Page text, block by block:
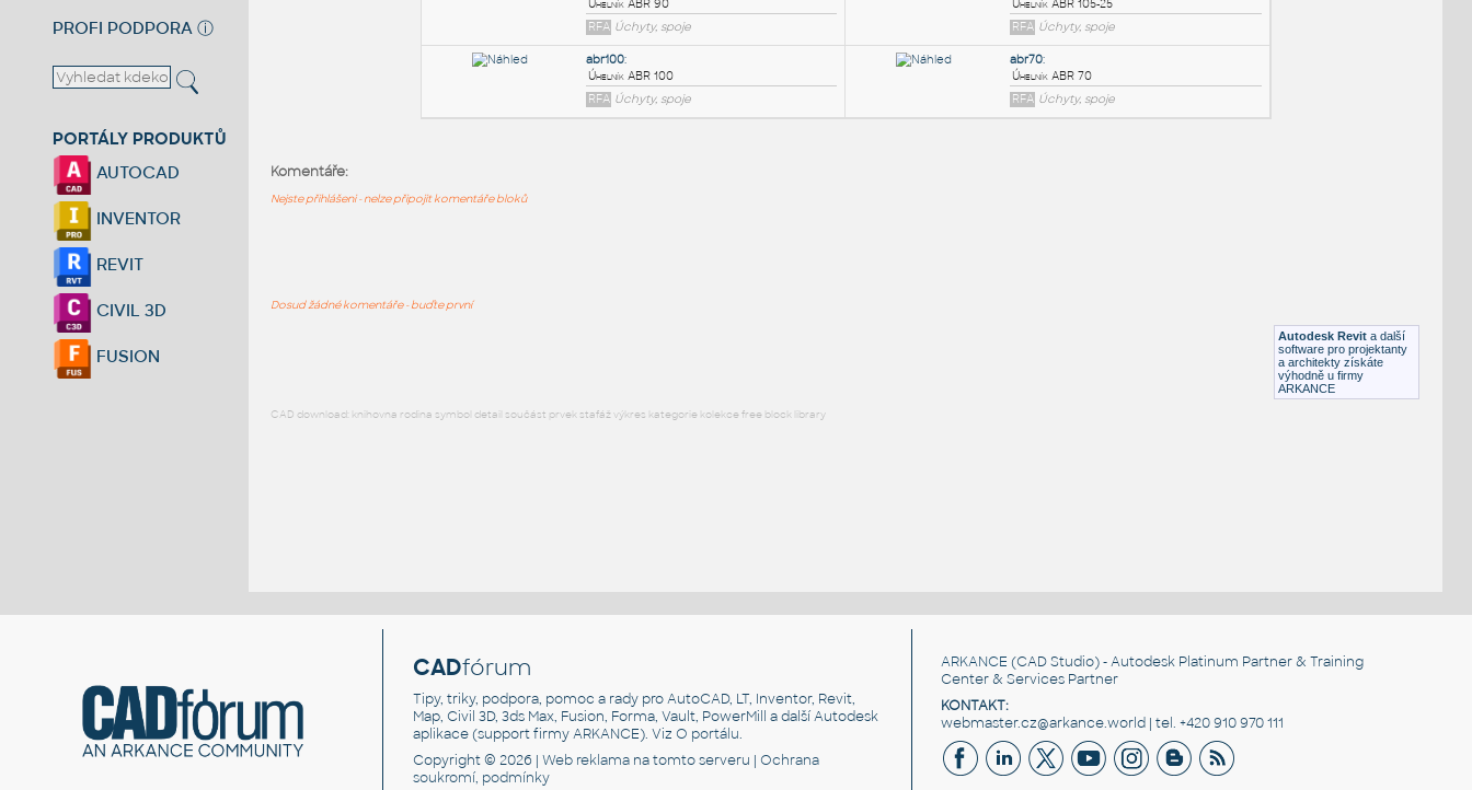
PROFI PODPORA ⓘ
PORTÁLY PRODUKTŮ
AUTOCAD
INVENTOR
REVIT
CIVIL 3D
FUSION
Úchyty, spoje
Autodesk Revit a další
software pro projektanty
a architekty získáte
výhodně u firmy
ARKANCE
Komentáře:
Nejste přihlášeni - nelze připojit komentáře bloků
Dosud žádné komentáře - buďte první
CAD download: knihovna rodina symbol detail součást prvek stafáž výkres kategorie kolekce free block library
CADfórum
Tipy, triky, podpora, pomoc a rady pro AutoCAD, LT, Inventor, Revit,
Map, Civil 3D, 3ds Max, Fusion, Forma, Vault, PowerMill a další Autodesk
aplikace (support firmy ARKANCE). VizO portálu.
Copyright © 2026 |Web reklama na tomto serveru |Ochrana
soukromí, podmínky
ARKANCE (CAD Studio) - Autodesk Platinum Partner & Training
Center & Services Partner
KONTAKT:
webmaster.cz@arkance.world | tel. +420 910 970 111